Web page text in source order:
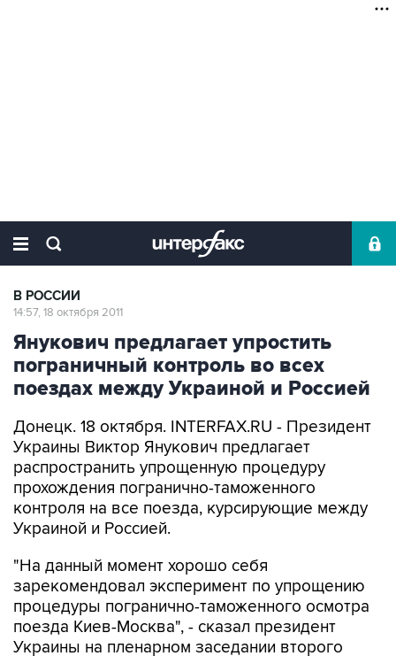
В РОССИИ
14:57, 18 октября 2011
Янукович предлагает упростить
пограничный контроль во всех
поездах между Украиной и Россией
Донецк. 18 октября. INTERFAX.RU - Президент
Украины Виктор Янукович предлагает
распространить упрощенную процедуру
прохождения погранично-таможенного
контроля на все поезда, курсирующие между
Украиной и Россией.
"На данный момент хорошо себя
зарекомендовал эксперимент по упрощению
процедуры погранично-таможенного осмотра
поезда Киев-Москва", - сказал президент
Украины на пленарном заседании второго